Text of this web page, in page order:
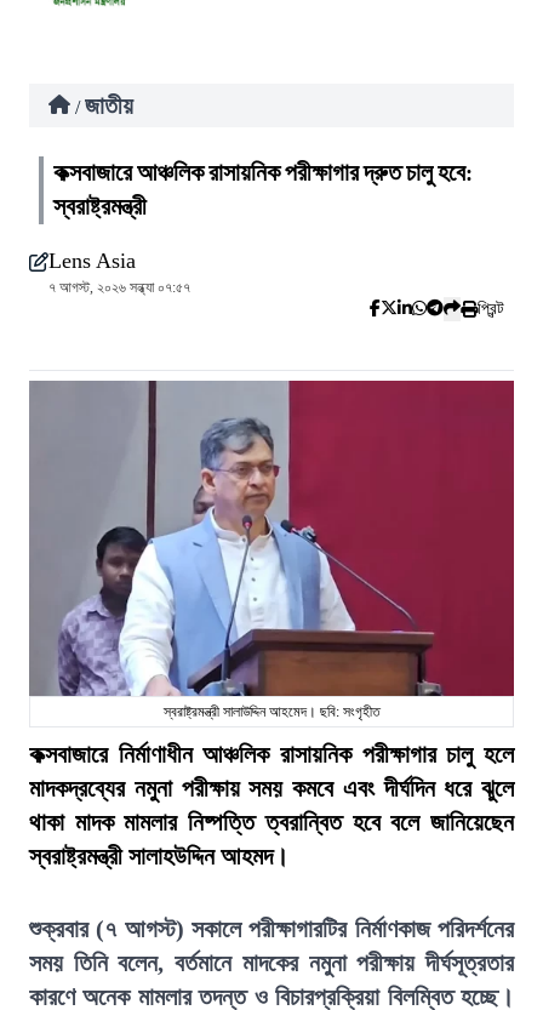
/ জাতীয়
কক্সবাজারে আঞ্চলিক রাসায়নিক পরীক্ষাগার দ্রুত চালু হবে:
স্বরাষ্ট্রমন্ত্রী
Lens Asia
৭ আগস্ট, ২০২৬ সন্ধ্যা ০৭:৫৭
প্রিন্ট
স্বরাষ্ট্রমন্ত্রী সালাউদ্দিন আহমেদ। ছবি: সংগৃহীত
কক্সবাজারে নির্মাণাধীন আঞ্চলিক রাসায়নিক পরীক্ষাগার চালু হলে
মাদকদ্রব্যের নমুনা পরীক্ষায় সময় কমবে এবং দীর্ঘদিন ধরে ঝুলে
থাকা মাদক মামলার নিষ্পত্তি ত্বরান্বিত হবে বলে জানিয়েছেন
স্বরাষ্ট্রমন্ত্রী সালাহউদ্দিন আহমদ।
শুক্রবার (৭ আগস্ট) সকালে পরীক্ষাগারটির নির্মাণকাজ পরিদর্শনের
সময় তিনি বলেন, বর্তমানে মাদকের নমুনা পরীক্ষায় দীর্ঘসূত্রতার
কারণে অনেক মামলার তদন্ত ও বিচারপ্রক্রিয়া বিলম্বিত হচ্ছে।